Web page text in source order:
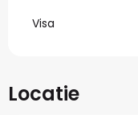
Visa
Locatie